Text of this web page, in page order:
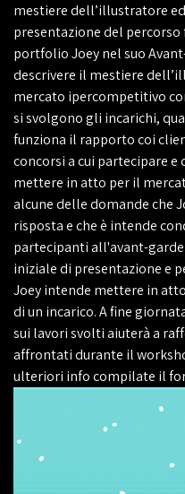
mestiere dell’illustratore
presentazione del
portfolioJoey nel suo
descrivere il mestiere
mercato ipercompetitivo
si svolgono gli incarichi,
funziona il rapporto coi
concorsi a cui parteciparee
mettere in atto peril
alcune delle domande che
risposta e che è intende
partecipanti all'avant-
iniziale di presentazione e
Joeyintende mettere in
di un incarico. A fine
sui lavori svolti aiuterà a
affrontati durante il
ulteriori info compilate il